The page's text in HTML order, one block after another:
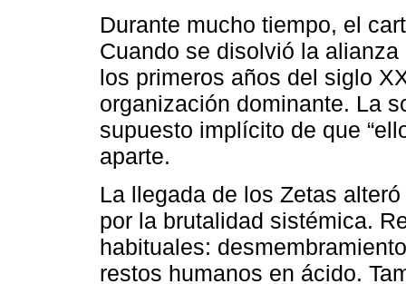
Durante mucho tiempo, el
Cuando se disolvió la
los primeros años del siglo
organización dominante. La
supuesto implícito de que
aparte.
La llegada de los Zetas
por la brutalidad sistémica.
habituales:
restos humanos en ácido.